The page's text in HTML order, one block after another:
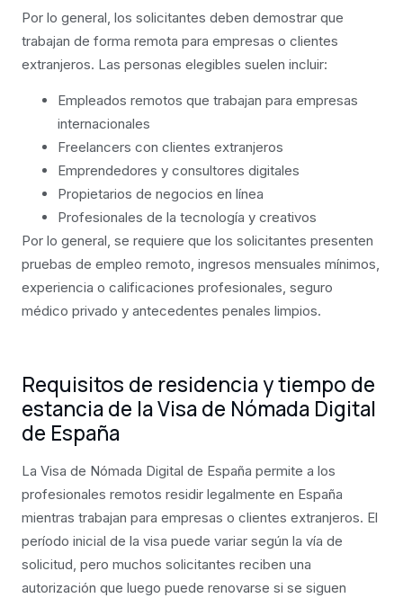
Por lo general, los solicitantes deben demostrar que
trabajan de forma remota para empresas o clientes
extranjeros. Las personas elegibles suelen incluir:
Empleados remotos que trabajan para empresas
internacionales
Freelancers con clientes extranjeros
Emprendedores y consultores digitales
Propietarios de negocios en línea
Profesionales de la tecnología y creativos
Por lo general, se requiere que los solicitantes presenten
pruebas de empleo remoto, ingresos mensuales mínimos,
experiencia o calificaciones profesionales, seguro
médico privado y antecedentes penales limpios.
Requisitos de residencia y tiempo de
estancia de la Visa de Nómada Digital
de España
La Visa de Nómada Digital de España permite a los
profesionales remotos residir legalmente en España
mientras trabajan para empresas o clientes extranjeros. El
período inicial de la visa puede variar según la vía de
solicitud, pero muchos solicitantes reciben una
autorización que luego puede renovarse si se siguen